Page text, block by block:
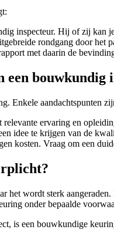
inspecteur. Hij of zij kan
rondgang door
met daarin de
bouwkundig
Enkele aandachtspunten
relevante ervaring en
idee te krijgen van de
kosten. Vraag om een
wordt sterk
onder bepaalde
is een bouwkundige